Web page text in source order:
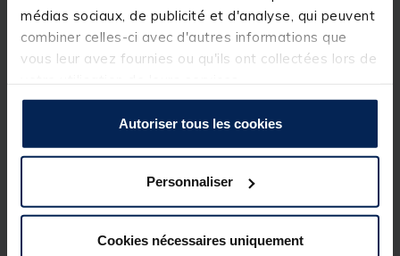
médias sociaux, de publicité et d'analyse, qui peuvent
combiner celles-ci avec d'autres informations que
vous leur avez fournies ou qu'ils ont collectées lors de
Autoriser tous les cookies
Personnaliser
Cookies nécessaires uniquement
- Format compact et poids léger
- Mécanique fluide et précise
- Récupération optimale et régulière
- Design minimaliste
- Robuste et fiable